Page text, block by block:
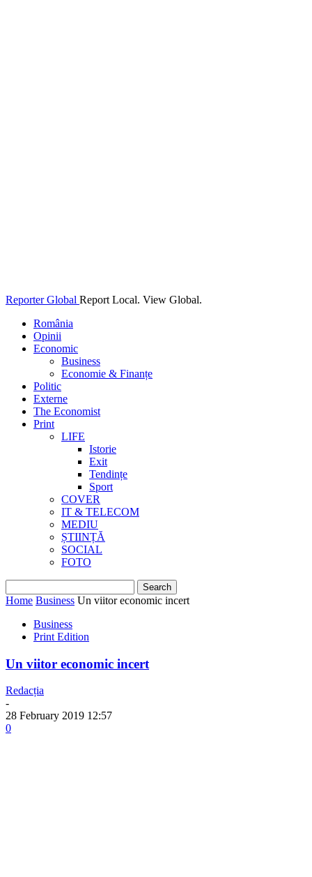
Reporter Global Report Local. View Global.
România
Opinii
Economic
Business
Economie & Finanțe
Politic
Externe
The Economist
Print
LIFE
Istorie
Exit
Tendințe
Sport
COVER
IT & TELECOM
MEDIU
ȘTIINȚĂ
SOCIAL
FOTO
Home Business Un viitor economic incert
Business
Print Edition
Un viitor economic incert
Redacția
-
28 February 2019 12:57
0